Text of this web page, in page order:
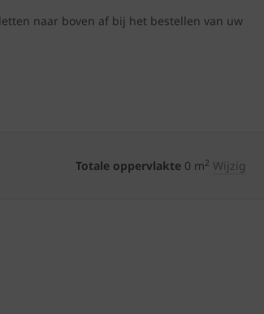
naar boven af bij het bestellen van uw
Totale oppervlakte 0 m2 Wijzig